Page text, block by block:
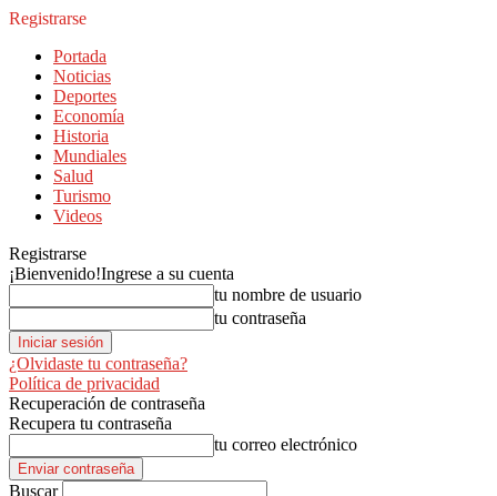
Registrarse
Portada
Noticias
Deportes
Economía
Historia
Mundiales
Salud
Turismo
Videos
Registrarse
¡Bienvenido!Ingrese a su cuenta
tu nombre de usuario
tu contraseña
¿Olvidaste tu contraseña?
Política de privacidad
Recuperación de contraseña
Recupera tu contraseña
tu correo electrónico
Buscar